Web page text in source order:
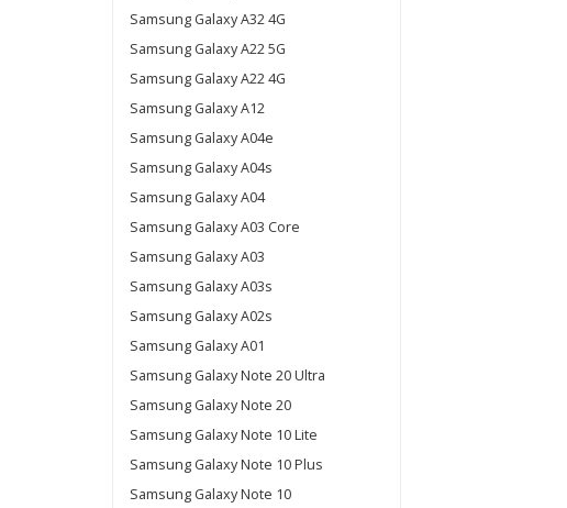
Samsung Galaxy A32 4G
Samsung Galaxy A22 5G
Samsung Galaxy A22 4G
Samsung Galaxy A12
Samsung Galaxy A04e
Samsung Galaxy A04s
Samsung Galaxy A04
Samsung Galaxy A03 Core
Samsung Galaxy A03
Samsung Galaxy A03s
Samsung Galaxy A02s
Samsung Galaxy A01
Samsung Galaxy Note 20 Ultra
Samsung Galaxy Note 20
Samsung Galaxy Note 10 Lite
Samsung Galaxy Note 10 Plus
Samsung Galaxy Note 10